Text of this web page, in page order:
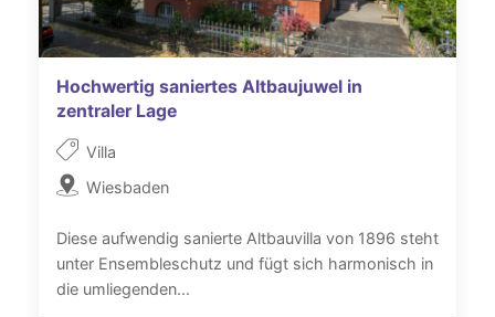
Hochwertig saniertes Altbaujuwel in
zentraler Lage
Villa
Wiesbaden
Diese aufwendig sanierte Altbauvilla von 1896 steht
unter Ensembleschutz und fügt sich harmonisch in
die umliegenden...